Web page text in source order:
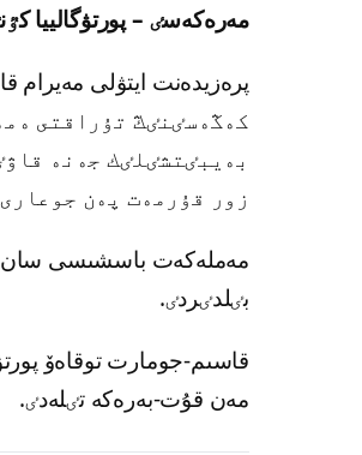
مەرەكەسٸ – پورتۋگالييا
كەڭەسٸنٸڭ تۇراقتى
بەيبٸتشٸلٸك جەنە
زور قۇرمەت پەن
مەملەكەت باسشىسى سان
بٸلدٸردٸ.
قاسىم-جومارت توقاەۆ
مەن قۇت-بەرەكە تٸلەدٸ.